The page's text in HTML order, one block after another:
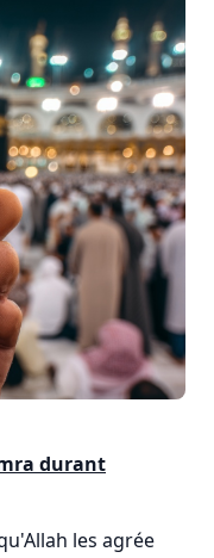
durant
les agrée